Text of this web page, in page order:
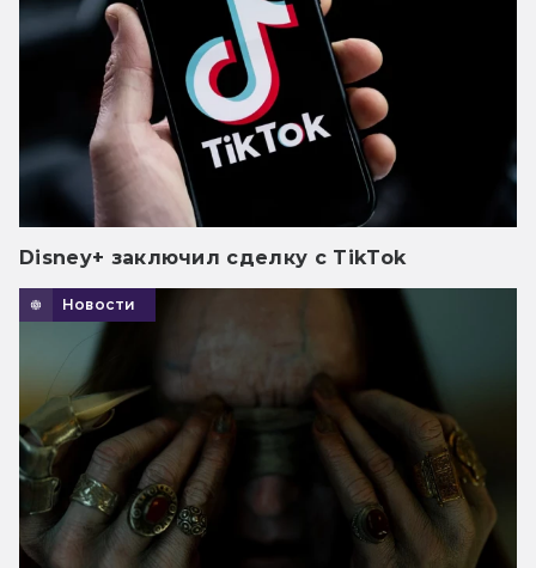
Disney+ заключил сделку с TikTok
Новости